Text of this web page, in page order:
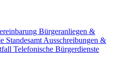
Bürgeranliegen &
Standesamt Ausschreibungen &
Telefonische Bürgerdienste